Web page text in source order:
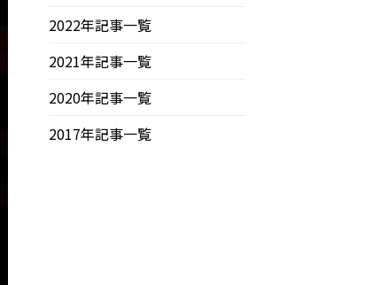
2022年記事一覧
2021年記事一覧
2020年記事一覧
2017年記事一覧